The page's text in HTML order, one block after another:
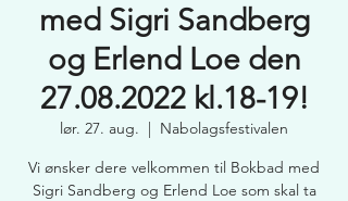
med Sigri Sandberg
og Erlend Loe den
27.08.2022 kl.18-19!
lør. 27. aug.
  |
Nabolagsfestivalen
Vi ønsker dere velkommen til Bokbad med
Sigri Sandberg og Erlend Loe som skal ta